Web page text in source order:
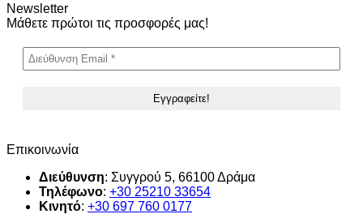
Newsletter
Μάθετε πρώτοι τις προσφορές μας!
Επικοινωνία
Διεύθυνση: Συγγρού 5, 66100 Δράμα
Τηλέφωνο: +30 25210 33654
Κινητό: +30 697 760 0177